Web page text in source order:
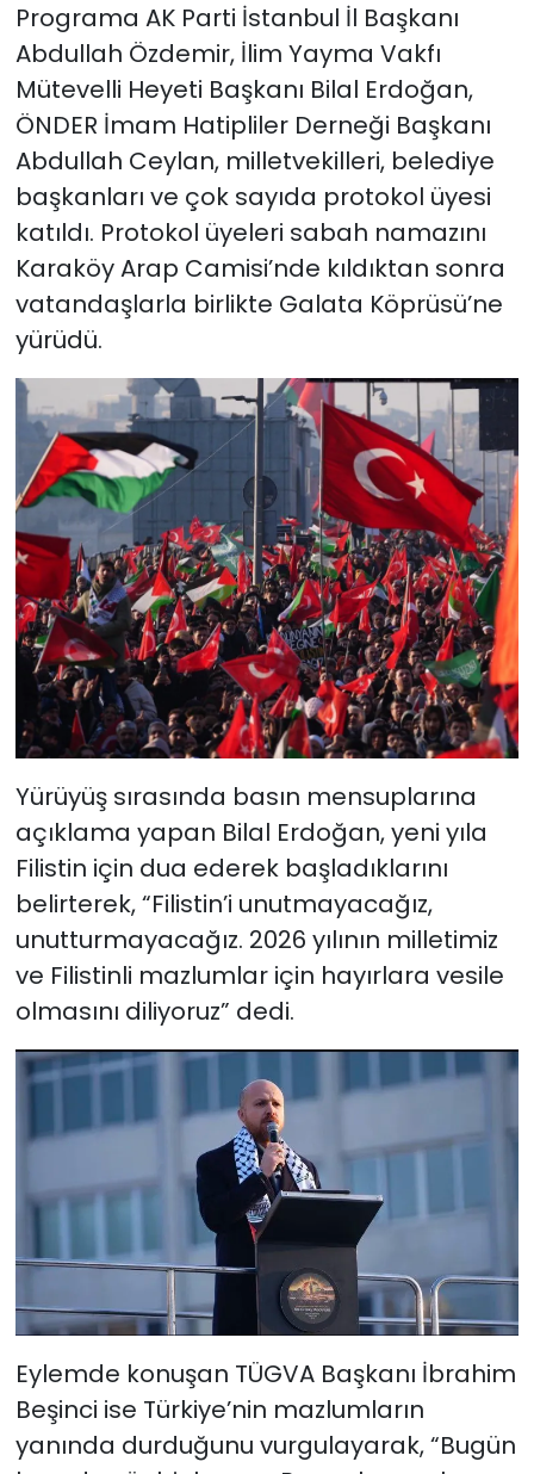
Programa AK Parti İstanbul İl Başkanı
Abdullah Özdemir, İlim Yayma Vakfı
Mütevelli Heyeti Başkanı Bilal Erdoğan,
ÖNDER İmam Hatipliler Derneği Başkanı
Abdullah Ceylan, milletvekilleri, belediye
başkanları ve çok sayıda protokol üyesi
katıldı. Protokol üyeleri sabah namazını
Karaköy Arap Camisi’nde kıldıktan sonra
vatandaşlarla birlikte Galata Köprüsü’ne
yürüdü.
Yürüyüş sırasında basın mensuplarına
açıklama yapan Bilal Erdoğan, yeni yıla
Filistin için dua ederek başladıklarını
belirterek, “Filistin’i unutmayacağız,
unutturmayacağız. 2026 yılının milletimiz
ve Filistinli mazlumlar için hayırlara vesile
olmasını diliyoruz” dedi.
Eylemde konuşan TÜGVA Başkanı İbrahim
Beşinci ise Türkiye’nin mazlumların
yanında durduğunu vurgulayarak, “Bugün